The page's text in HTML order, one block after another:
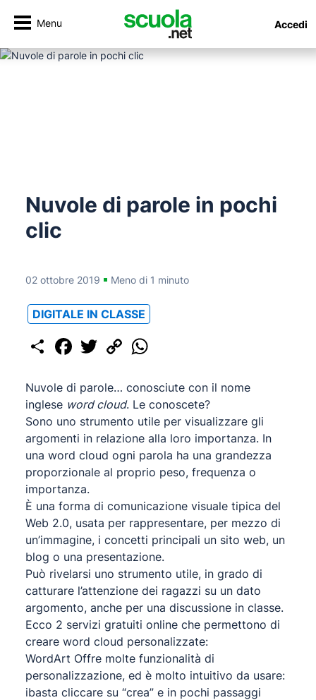
Menu Accedi
Nuvole di parole in pochi
clic
02 ottobre 2019 Meno di 1 minuto
DIGITALE IN CLASSE
Share Facebook
Twitter Copy
Link
Nuvole di parole… conosciute con il nome
inglese word cloud. Le conoscete?
Sono uno strumento utile per visualizzare gli
argomenti in relazione alla loro importanza. In
una word cloud ogni parola ha una grandezza
proporzionale al proprio peso, frequenza o
importanza.
È una forma di comunicazione visuale tipica del
Web 2.0, usata per rappresentare, per mezzo di
un’immagine, i concetti principali un sito web, un
blog o una presentazione.
Può rivelarsi uno strumento utile, in grado di
catturare l’attenzione dei ragazzi su un dato
argomento, anche per una discussione in classe.
Ecco 2 servizi gratuiti online che permettono di
creare word cloud personalizzate:
WordArt Offre molte funzionalità di
personalizzazione, ed è molto intuitivo da usare:
ibasta cliccare su “crea” e in pochi passaggi